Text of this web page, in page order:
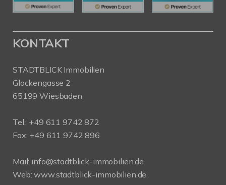
KONTAKT
STADTBLICK Immobilien
Glockengasse 2
65199 Wiesbaden
Tel.: +49 611 9742 872
Fax: +49 611 9742 896
Mail: info@stadtblick-immobilien.de
Web:www.stadtblick-immobilien.de